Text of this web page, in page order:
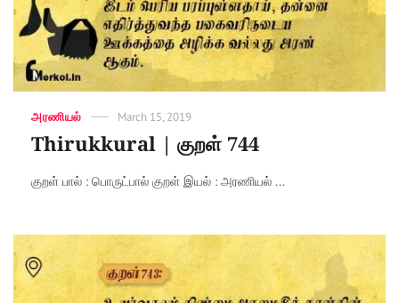
Categories
அரணியல்
Posted
March 15, 2019
Thirukkural | குறள் 744
குறள் பால் : பொருட்பால் குறள் இயல் : அரணியல் ...